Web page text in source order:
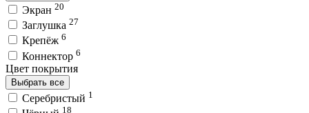
Экран 20
Заглушка 27
Крепёж 6
Коннектор 6
Цвет покрытия
Выбрать все
Серебристый 1
18